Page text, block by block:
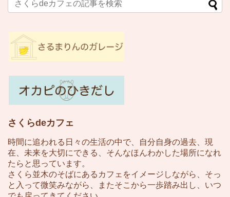
さくらdeカフェ
時間に追われる日々の生活の中で、自分自身の過去、現
在、未来を大切にできる、そんなほんわかした場所になれ
たらと思っています。
さくら並木のそばにあるカフェをイメージしながら、そっ
と入って微笑みながら、またそこから一歩踏み出し、いつ